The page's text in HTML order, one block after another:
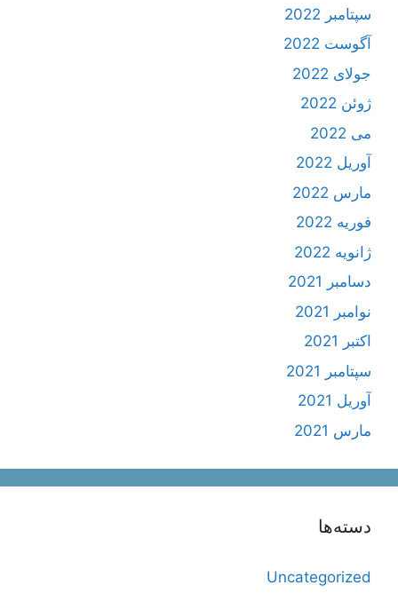
سپتامبر 2022
آگوست 2022
جولای 2022
ژوئن 2022
آوریل 2022
مارس 2022
فوریه 2022
ژانویه 2022
دسامبر 2021
نوامبر 2021
اکتبر 2021
سپتامبر 2021
آوریل 2021
مارس 2021
دسته‌ها
Uncategorized